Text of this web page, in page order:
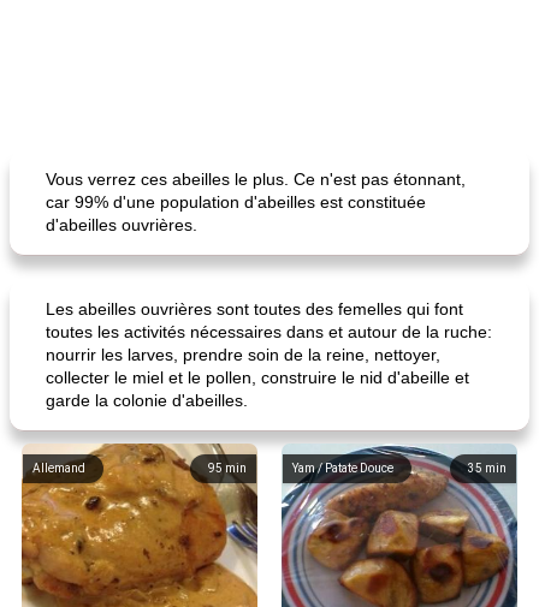
Vous verrez ces abeilles le plus. Ce n'est pas étonnant,
car 99% d'une population d'abeilles est constituée
d'abeilles ouvrières.
Les abeilles ouvrières sont toutes des femelles qui font
toutes les activités nécessaires dans et autour de la ruche:
nourrir les larves, prendre soin de la reine, nettoyer,
collecter le miel et le pollen, construire le nid d'abeille et
garde la colonie d'abeilles.
95 min
Allemand 35 min
Yam / Patate Douce